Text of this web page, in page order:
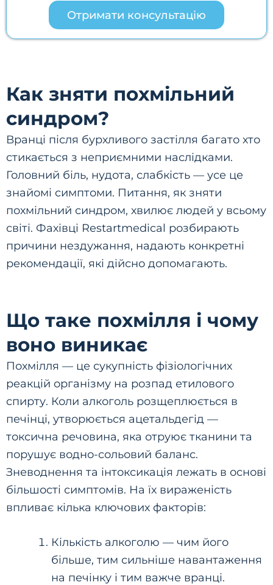
Отримати консультацію
Как зняти похмільний
синдром?
Вранці після бурхливого застілля багато хто
стикається з неприємними наслідками.
Головний біль, нудота, слабкість — усе це
знайомі симптоми. Питання, як зняти
похмільний синдром, хвилює людей у всьому
світі. Фахівці Restartmedical розбирають
причини нездужання, надають конкретні
рекомендації, які дійсно допомагають.
Що таке похмілля і чому
воно виникає
Похмілля — це сукупність фізіологічних
реакцій організму на розпад етилового
спирту. Коли алкоголь розщеплюється в
печінці, утворюється ацетальдегід —
токсична речовина, яка отруює тканини та
порушує водно-сольовий баланс.
Зневоднення та інтоксикація лежать в основі
більшості симптомів. На їх вираженість
впливає кілька ключових факторів:
Кількість алкоголю — чим його
більше, тим сильніше навантаження
на печінку і тим важче вранці.